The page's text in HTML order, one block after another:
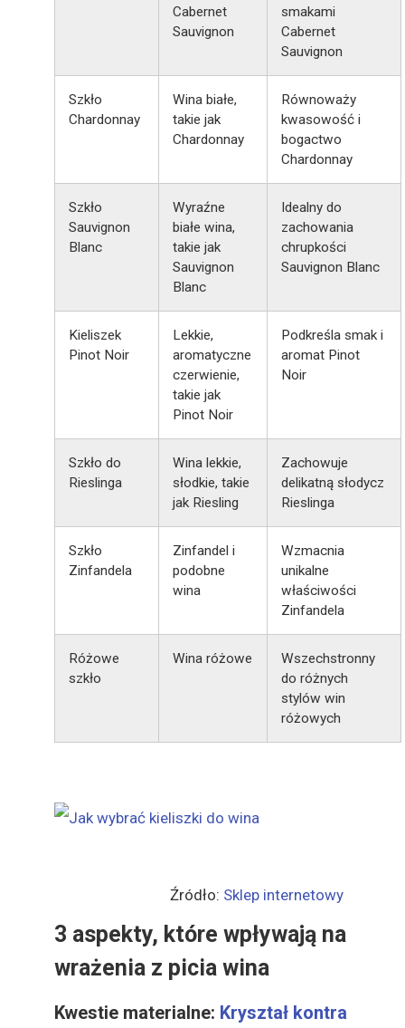
Cabernet
Sauvignon
smakami
Cabernet
Sauvignon
Szkło
Chardonnay
Wina białe,
takie jak
Chardonnay
Równoważy
kwasowość i
bogactwo
Chardonnay
Szkło
Sauvignon
Blanc
Wyraźne
białe wina,
takie jak
Sauvignon
Blanc
Idealny do
zachowania
chrupkości
Sauvignon Blanc
Kieliszek
Pinot Noir
Lekkie,
aromatyczne
czerwienie,
takie jak
Pinot Noir
Podkreśla smak i
aromat Pinot
Noir
Szkło do
Rieslinga
Wina lekkie,
słodkie, takie
jak Riesling
Zachowuje
delikatną słodycz
Rieslinga
Szkło
Zinfandela
Zinfandel i
podobne
wina
Wzmacnia
unikalne
właściwości
Zinfandela
Różowe
szkło
Wina różowe
Wszechstronny
do różnych
stylów win
różowych
Źródło: Sklep internetowy
3 aspekty, które wpływają na
wrażenia z picia wina
Kwestie materialne: Kryształ kontra